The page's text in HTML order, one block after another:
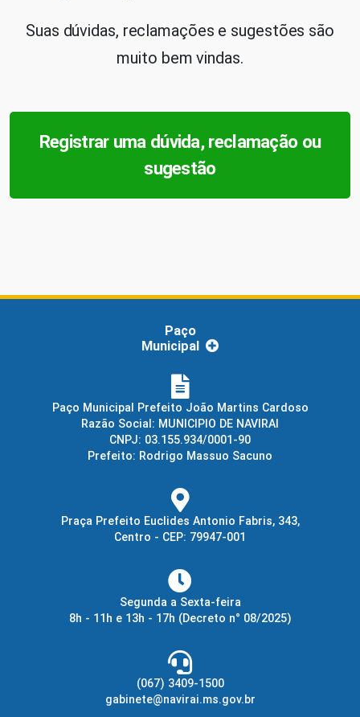
Suas dúvidas, reclamações e sugestões são
muito bem vindas.
Registrar uma dúvida, reclamação ou
sugestão
Paço
Municipal
Paço Municipal Prefeito João Martins Cardoso
Razão Social: MUNICIPIO DE NAVIRAI
CNPJ: 03.155.934/0001-90
Prefeito: Rodrigo Massuo Sacuno
Praça Prefeito Euclides Antonio Fabris, 343,
Centro - CEP: 79947-001
Segunda a Sexta-feira
8h - 11h e 13h - 17h (Decreto n° 08/2025)
(067) 3409-1500
gabinete@navirai.ms.gov.br